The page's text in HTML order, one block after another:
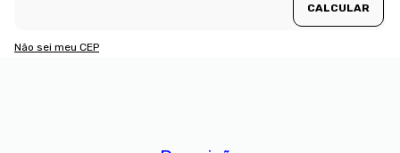
Não sei meu CEP